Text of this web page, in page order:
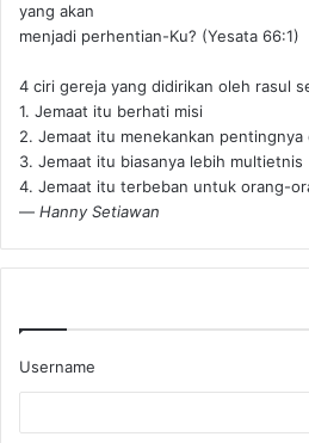
yang akan
menjadi perhentian-Ku? (Yesata 66:1) ‪
4 ciri gereja yang didirikan oleh rasul
1. Jemaat itu berhati misi
2. Jemaat itu menekankan pentingnya
3. Jemaat itu biasanya lebih multietnis
4. Jemaat itu terbeban untuk orang-
— Hanny Setiawan
Username